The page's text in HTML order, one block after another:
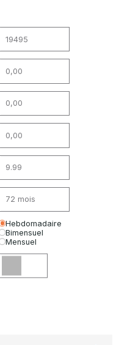
Hebdomadaire
Bimensuel
Mensuel